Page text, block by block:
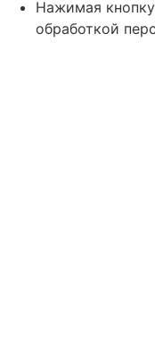
Нажимая
обработкой